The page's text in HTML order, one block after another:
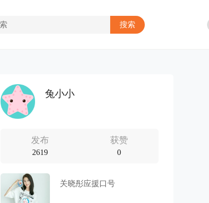
兔小小
发布
2619
获赞
0
关晓彤应援口号